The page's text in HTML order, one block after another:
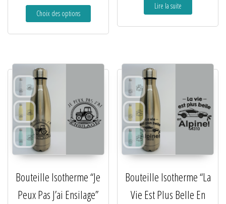
Choix des options
Lire la suite
Bouteille Isotherme “Je
Peux Pas J’ai Ensilage”
Bouteille Isotherme “La
Vie Est Plus Belle En